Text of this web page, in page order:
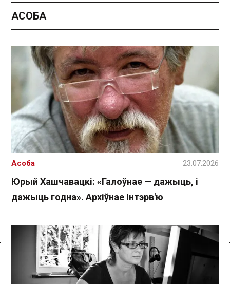
Спасылка без VPN
АСОБА
Юрый Хашчавацкі: «Галоўнае — дажыць, і
дажыць годна». Архіўнае інтэрв'ю
Асоба 23.07.2026